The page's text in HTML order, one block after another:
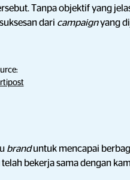
Tanpa objektif yang
dari campaignyang
branduntuk mencapai
telah bekerja sama dengan